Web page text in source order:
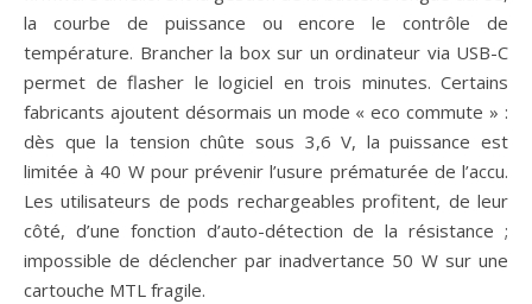
la courbe de puissance ou encore le contrôle de
température. Brancher la box sur un ordinateur via USB-C
permet de flasher le logiciel en trois minutes. Certains
fabricants ajoutent désormais un mode « eco commute » :
dès que la tension chûte sous 3,6 V, la puissance est
limitée à 40 W pour prévenir l’usure prématurée de l’accu.
Les utilisateurs de pods rechargeables profitent, de leur
côté, d’une fonction d’auto-détection de la résistance ;
impossible de déclencher par inadvertance 50 W sur une
cartouche MTL fragile.